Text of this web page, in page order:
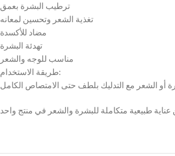
ترطيب البشرة بعمق
تغذية الشعر وتحسين لمعانه
مضاد للأكسدة
تهدئة البشرة
مناسب للوجه والشعر
طريقة الاستخدام: